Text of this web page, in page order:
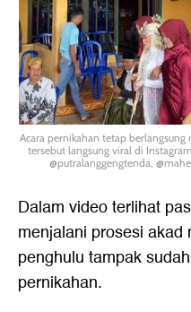
Acara pernikahan tetap
tersebut langsung viral di
@putralanggengtenda,
Dalam video terlihat
menjalani prosesi akad
penghulu tampak
pernikahan.